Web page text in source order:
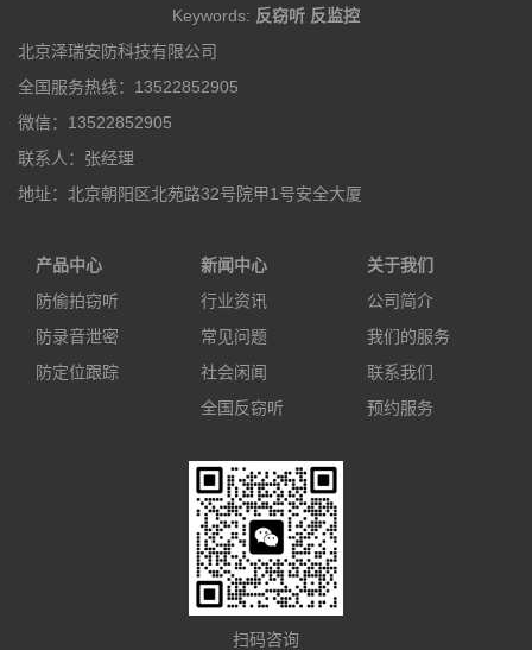
Keywords: 反窃听 反监控
北京泽瑞安防科技有限公司
全国服务热线：13522852905
微信：13522852905
联系人：张经理
地址：北京朝阳区北苑路32号院甲1号安全大厦
产品中心
防偷拍窃听
防录音泄密
防定位跟踪
新闻中心
行业资讯
常见问题
社会闲闻
全国反窃听
关于我们
公司简介
我们的服务
联系我们
预约服务
扫码咨询